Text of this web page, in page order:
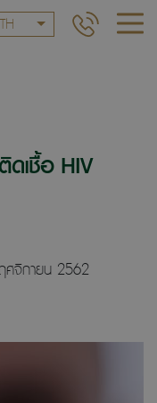
TH
เชื้อ HIV
จิกายน 2562